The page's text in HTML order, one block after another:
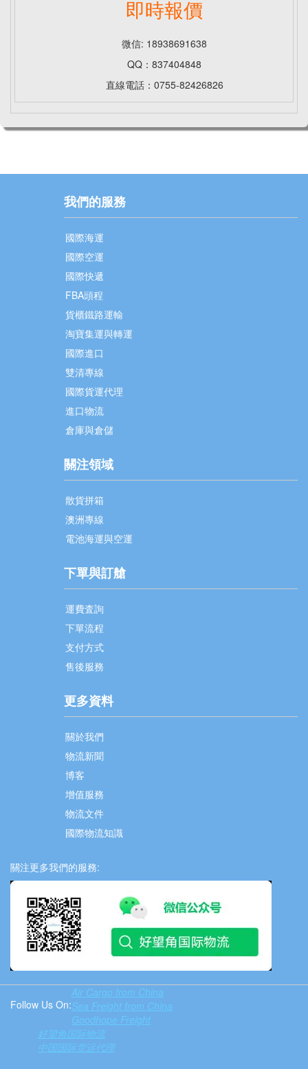
即時報價
微信: 18938691638
QQ：837404848
直線電話：0755-82426826
我們的服務
國際海運
國際空運
國際快遞
FBA頭程
貨櫃鐵路運輸
淘寶集運與轉運
國際進口
雙清專線
國際貨運代理
進口物流
倉庫與倉儲
關注領域
散貨拼箱
澳洲專線
電池海運與空運
下單與訂艙
運費査詢
下單流程
支付方式
售後服務
更多資料
關於我們
物流新聞
博客
增值服務
物流文件
國際物流知識
關注更多我們的服務:
Follow Us On:
Air Cargo from China
Sea Freight from China
Goodhope Freight
好望角国际物流
中国国际货运代理